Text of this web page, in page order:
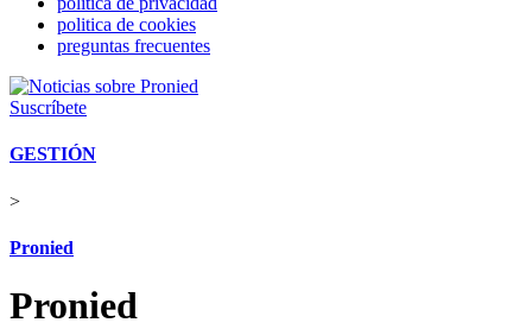
politica de cookies
preguntas frecuentes
Suscríbete
GESTIÓN
>
Pronied
Pronied